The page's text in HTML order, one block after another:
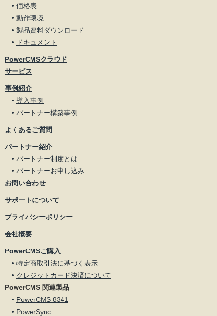
価格表
動作環境
製品資料ダウンロード
ドキュメント
PowerCMSクラウド
サービス
事例紹介
導入事例
パートナー構築事例
よくあるご質問
パートナー紹介
パートナー制度とは
パートナーお申し込み
お問い合わせ
サポートについて
プライバシーポリシー
会社概要
PowerCMSご購入
特定商取引法に基づく表示
クレジットカード決済について
PowerCMS 関連製品
PowerCMS 8341
PowerSync